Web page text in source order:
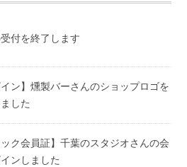
付を終了します
イン】燻製バーさんのショップロゴを
した
ック会員証】千葉のスタジオさんの会
ンしました